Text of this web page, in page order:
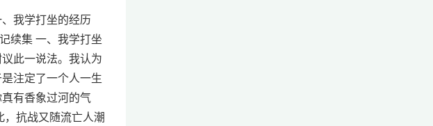
我学打坐的经历
续集 一、我学打坐
此一说法。我认为
注定了一个人一生
有香象过河的气
抗战又随流亡人潮